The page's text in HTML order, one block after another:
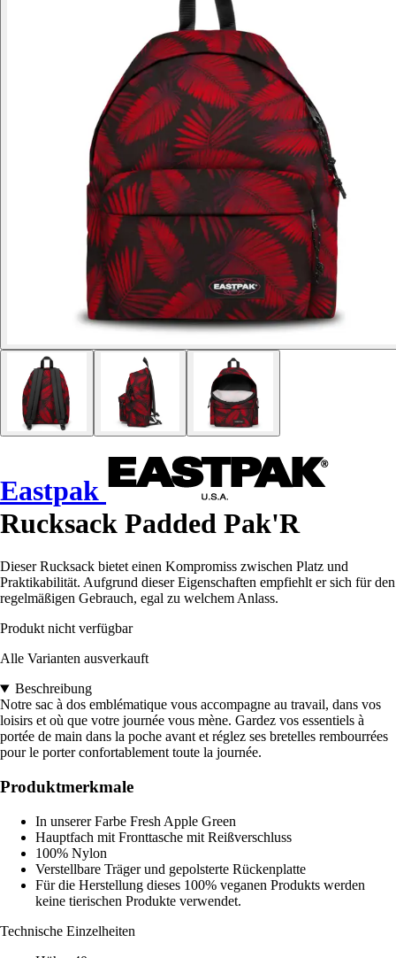
Eastpak
Rucksack Padded Pak'R
Dieser Rucksack bietet einen Kompromiss zwischen Platz und
Praktikabilität. Aufgrund dieser Eigenschaften empfiehlt er sich für den
regelmäßigen Gebrauch, egal zu welchem Anlass.
Produkt nicht verfügbar
Alle Varianten ausverkauft
Beschreibung
Notre sac à dos emblématique vous accompagne au travail, dans vos
loisirs et où que votre journée vous mène. Gardez vos essentiels à
portée de main dans la poche avant et réglez ses bretelles rembourrées
pour le porter confortablement toute la journée.
Produktmerkmale
In unserer Farbe Fresh Apple Green
Hauptfach mit Fronttasche mit Reißverschluss
100% Nylon
Verstellbare Träger und gepolsterte Rückenplatte
Für die Herstellung dieses 100% veganen Produkts werden
keine tierischen Produkte verwendet.
Technische Einzelheiten